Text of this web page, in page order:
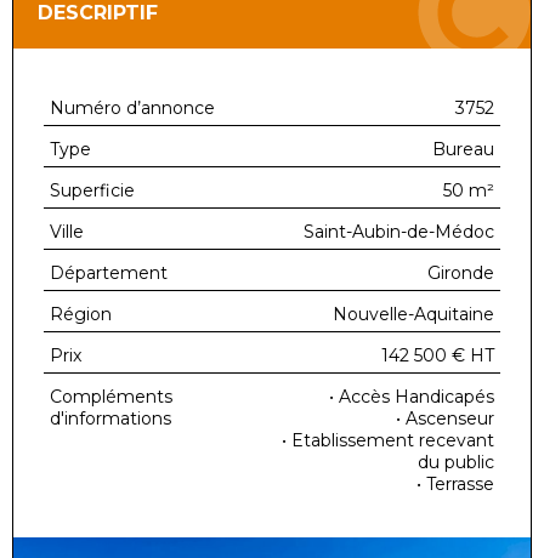
DESCRIPTIF
Numéro d’annonce
3752
Type
Bureau
Superficie
50 m²
Ville
Saint-Aubin-de-Médoc
Département
Gironde
Région
Nouvelle-Aquitaine
Prix
142 500 € HT
Compléments
d'informations
• Accès Handicapés
• Ascenseur
• Etablissement recevant
du public
• Terrasse